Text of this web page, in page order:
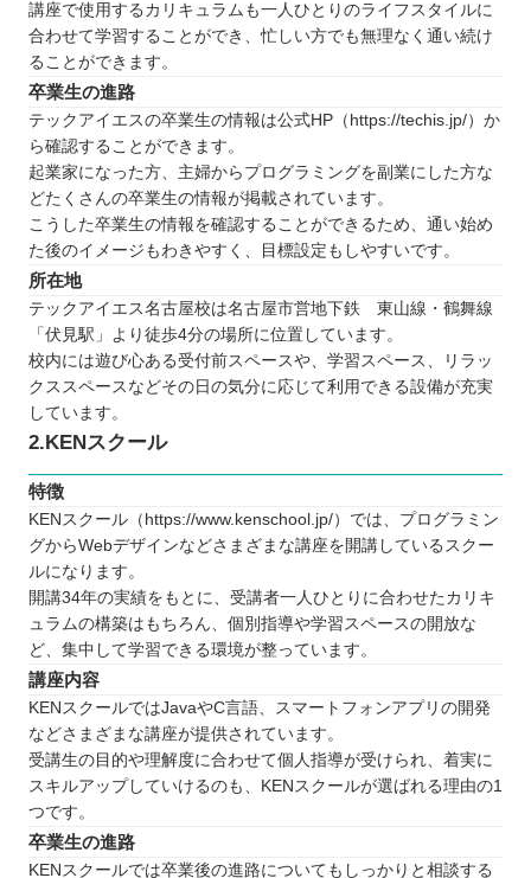
講座で使用するカリキュラムも一人ひとりのライフスタイルに
合わせて学習することができ、忙しい方でも無理なく通い続け
ることができます。
卒業生の進路
テックアイエスの卒業生の情報は公式HP（https://techis.jp/）か
ら確認することができます。
起業家になった方、主婦からプログラミングを副業にした方な
どたくさんの卒業生の情報が掲載されています。
こうした卒業生の情報を確認することができるため、通い始め
た後のイメージもわきやすく、目標設定もしやすいです。
所在地
テックアイエス名古屋校は名古屋市営地下鉄 東山線・鶴舞線
「伏見駅」より徒歩4分の場所に位置しています。
校内には遊び心ある受付前スペースや、学習スペース、リラッ
クススペースなどその日の気分に応じて利用できる設備が充実
しています。
2.KENスクール
特徴
KENスクール（https://www.kenschool.jp/）では、プログラミン
グからWebデザインなどさまざまな講座を開講しているスクー
ルになります。
開講34年の実績をもとに、受講者一人ひとりに合わせたカリキ
ュラムの構築はもちろん、個別指導や学習スペースの開放な
ど、集中して学習できる環境が整っています。
講座内容
KENスクールではJavaやC言語、スマートフォンアプリの開発
などさまざまな講座が提供されています。
受講生の目的や理解度に合わせて個人指導が受けられ、着実に
スキルアップしていけるのも、KENスクールが選ばれる理由の1
つです。
卒業生の進路
KENスクールでは卒業後の進路についてもしっかりと相談する